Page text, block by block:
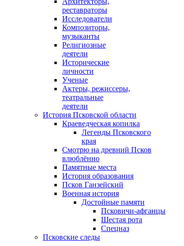
реставраторы
Исследователи
Композиторы,
музыканты
Религиозные
деятели
Исторические
личности
Ученые
Актеры, режиссеры,
театральные
деятели
История Псковской области
Краеведческая копилка
Легенды Псковского
края
Смотрю на древний Псков
влюблённо
Памятные места
История образования
Псков Ганзейский
Военная история
Достойные памяти
Псковичи-афганцы
Шестая рота
Спецназ
Псковские следы